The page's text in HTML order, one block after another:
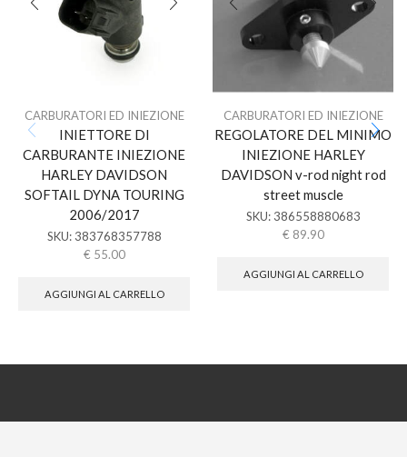
CARBURATORI ED INIEZIONE
INIETTORE DI
CARBURANTE INIEZIONE
HARLEY DAVIDSON
SOFTAIL DYNA TOURING
2006/2017
SKU: 383768357788
€ 55.00
AGGIUNGI AL CARRELLO
CARBURATORI ED INIEZIONE
REGOLATORE DEL MINIMO
INIEZIONE HARLEY
DAVIDSON v-rod night rod
street muscle
SKU: 386558880683
€ 89.90
AGGIUNGI AL CARRELLO